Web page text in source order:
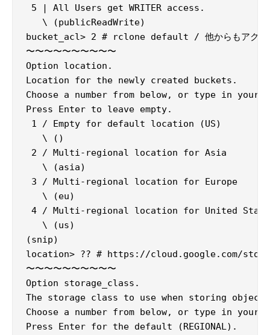
5 | All Users get WRITER access.
   \ (publicReadWrite)
bucket_acl> 2 # rclone default / 他からもアクセス
〜〜〜〜〜〜〜〜〜〜
Option location.
Location for the newly created buckets.
Choose a number from below, or type in your
Press Enter to leave empty.
1 / Empty for default location (US)
   \ ()
2 / Multi-regional location for Asia
   \ (asia)
3 / Multi-regional location for Europe
   \ (eu)
4 / Multi-regional location for United
   \ (us)
(snip)
location> ?? # https://cloud.google.com/storage/
〜〜〜〜〜〜〜〜〜〜
Option storage_class.
The storage class to use when storing
Choose a number from below, or type in your
Press Enter for the default (REGIONAL).